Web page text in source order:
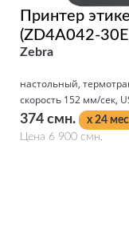
Принтер
(ZD4A042-
Zebra
настольный,
скорость 152 мм/сек,
374 смн.
x 24
Цена 6 900 смн.